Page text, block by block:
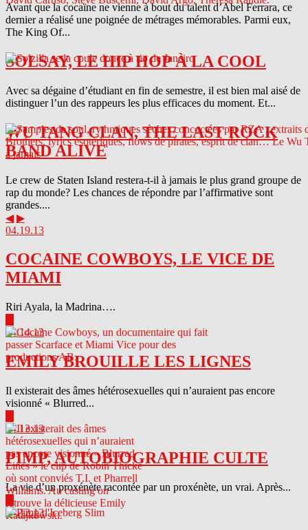
Avant que la cocaïne ne vienne à bout du talent d’Abel Ferrara, ce
dernier a réalisé une poignée de métrages mémorables. Parmi eux,
The King Of...
SOLSAY, LE HIP HOP À LA COOL
Avec sa dégaine d’étudiant en fin de semestre, il est bien mal aisé de
distinguer l’un des rappeurs les plus efficaces du moment. Et...
WU TANG CLAN, THE LAST ROCK
BAND ALIVE
Le crew de Staten Island restera-t-il à jamais le plus grand groupe de
rap du monde? Les chances de répondre par l’affirmative sont
grandes....
◀ ▶
04.19.13
COCAINE COWBOYS, LE VICE DE
MIAMI
Riri Ayala, la Madrina….
04.14.13
EMILY BROUILLE LES LIGNES
Il existerait des âmes hétérosexuelles qui n’auraient pas encore
visionné « Blurred...
04.13.13
PIMP, AUTOBIOGRAPHIE CULTE
La vie d’un proxénète racontée par un proxénète, un vrai. Après...
04.12.13